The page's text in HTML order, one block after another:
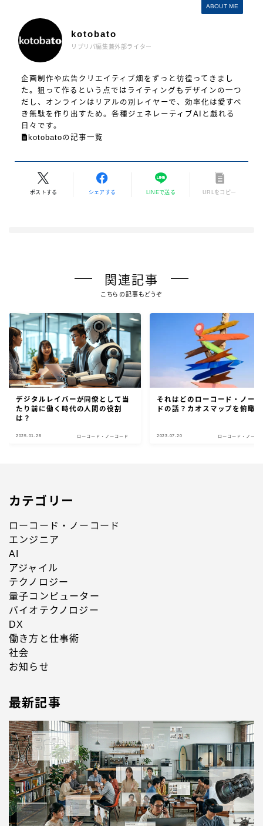
ABOUT ME
kotobato
リプリパ編集兼外部ライター
企画制作や広告クリエイティブ畑をずっと彷徨ってきまし
た。狙って作るという点ではライティングもデザインの一つ
だし、オンラインはリアルの別レイヤーで、効率化は愛すべ
き無駄を作り出すため。各種ジェネレーティブAIと戯れる
日々です。
kotobatoの記事一覧
ポストする シェアする LINEで送る URLをコピー
関連記事
こちらの記事もどうぞ
デジタルレイバーが同僚として当
たり前に働く時代の人間の役割
は？
2025.01.28 ローコード・ノーコード
それはどのローコード・ノー
ドの話？カオスマップを俯瞰
2023.07.20 ローコード・ノーコ
カテゴリー
ローコード・ノーコード
エンジニア
AI
アジャイル
テクノロジー
量子コンピューター
バイオテクノロジー
DX
働き方と仕事術
社会
お知らせ
最新記事